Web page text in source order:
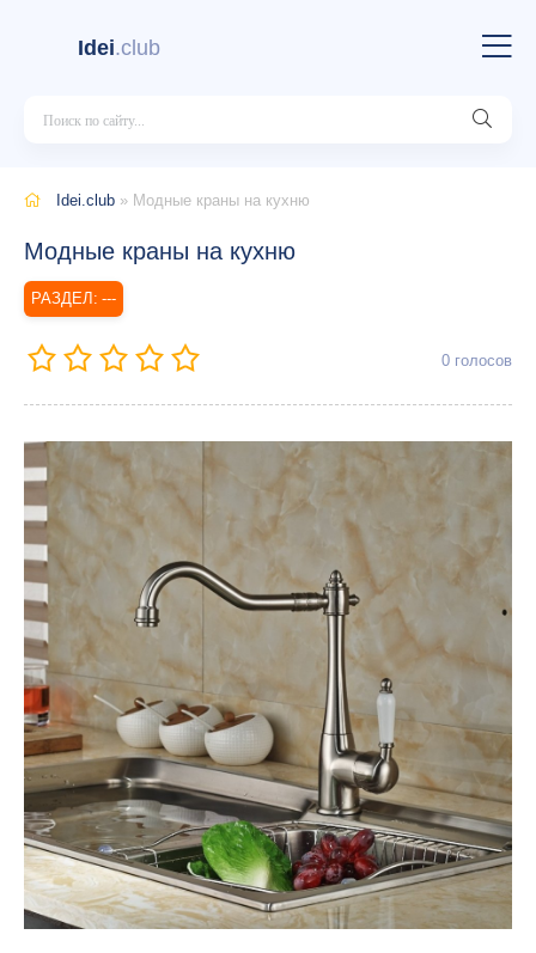
Idei.club
Idei.club » Модные краны на кухню
Модные краны на кухню
---
0 голосов